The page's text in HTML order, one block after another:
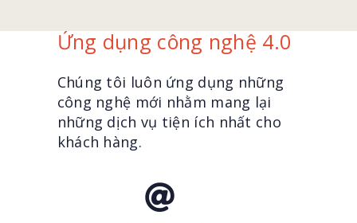
Ứng dụng công nghệ 4.0
Chúng tôi luôn ứng dụng những
công nghệ mới nhằm mang lại
những dịch vụ tiện ích nhất cho
khách hàng.